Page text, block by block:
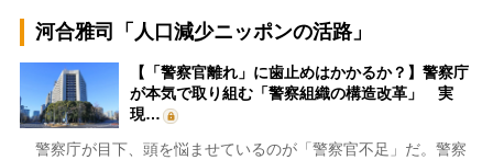
河合雅司「人口減少ニッポンの活路」
【「警察官離れ」に歯止めはかかるか？】警察庁
が本気で取り組む「警察組織の構造改革」 実
現…
警察庁が目下、頭を悩ませているのが「警察官不足」だ。警察